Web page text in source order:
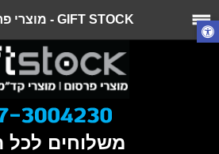
GIFT STOCK - מוצרי פרסום ומ...
משלוחים לכל